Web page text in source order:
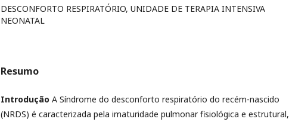
DESCONFORTO RESPIRATÓRIO, UNIDADE DE TERAPIA INTENSIVA
NEONATAL
Resumo
Introdução A Síndrome do desconforto respiratório do recém-nascido
(NRDS) é caracterizada pela imaturidade pulmonar fisiológica e estrutural,